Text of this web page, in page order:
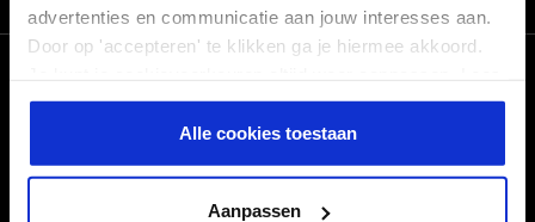
advertenties en communicatie aan jouw interesses aan.
Door op 'accepteren' te klikken ga je hiermee akkoord.
er meer over in onsprivacy beleid.
Alle cookies toestaan
Aanpassen
ZO T/M VR VOOR 21.30 BESTELD, MORGEN IN HUIS
Linkedin Instagram